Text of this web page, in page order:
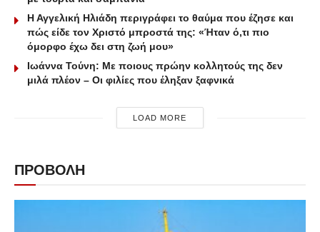
Η Αγγελική Ηλιάδη περιγράφει το θαύμα που έζησε και
πώς είδε τον Χριστό μπροστά της: «Ήταν ό,τι πιο
όμορφο έχω δει στη ζωή μου»
Ιωάννα Τούνη: Με ποιους πρώην κολλητούς της δεν
μιλά πλέον – Οι φιλίες που έληξαν ξαφνικά
LOAD MORE
ΠΡΟΒΟΛΗ